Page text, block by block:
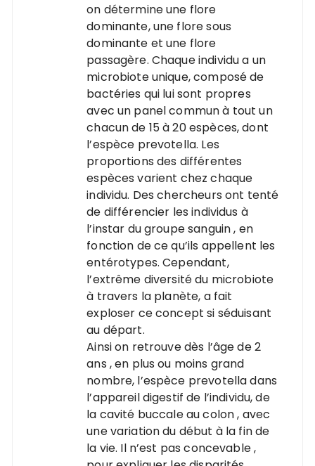
on détermine une flore
dominante, une flore sous
dominante et une flore
passagère. Chaque individu a un
microbiote unique, composé de
bactéries qui lui sont propres
avec un panel commun à tout un
chacun de 15 à 20 espèces, dont
l’espèce prevotella. Les
proportions des différentes
espèces varient chez chaque
individu. Des chercheurs ont tenté
de différencier les individus à
l’instar du groupe sanguin , en
fonction de ce qu’ils appellent les
entérotypes. Cependant,
l’extrême diversité du microbiote
à travers la planète, a fait
exploser ce concept si séduisant
au départ.
Ainsi on retrouve dès l’âge de 2
ans , en plus ou moins grand
nombre, l’espèce prevotella dans
l’appareil digestif de l’individu, de
la cavité buccale au colon , avec
une variation du début à la fin de
la vie. Il n’est pas concevable ,